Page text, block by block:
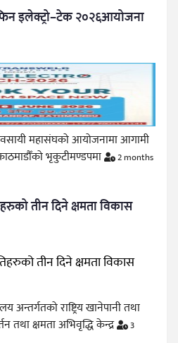
फिन इलेक्ट्रो–टेक २०२६आयोजना
महासंघको आयोजनामा आगामी
भृकुटीमण्डपमा
2 months
तीन दिने क्षमता विकास
अन्तर्गतको राष्ट्रिय खानेपानी तथा
तथा क्षमता अभिवृद्धि केन्द्र
3